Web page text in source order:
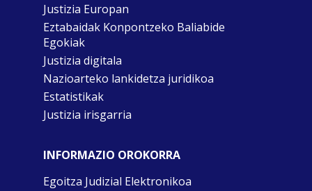
Justizia Europan
Eztabaidak Konpontzeko Baliabide
Egokiak
Justizia digitala
Nazioarteko lankidetza juridikoa
Estatistikak
Justizia irisgarria
INFORMAZIO OROKORRA
Egoitza Judizial Elektronikoa